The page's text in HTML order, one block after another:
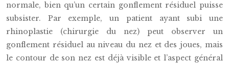
normale, bien qu’un certain gonflement résiduel puisse
subsister. Par exemple, un patient ayant subi une
rhinoplastie (chirurgie du nez) peut observer un
gonflement résiduel au niveau du nez et des joues, mais
le contour de son nez est déjà visible et l’aspect général